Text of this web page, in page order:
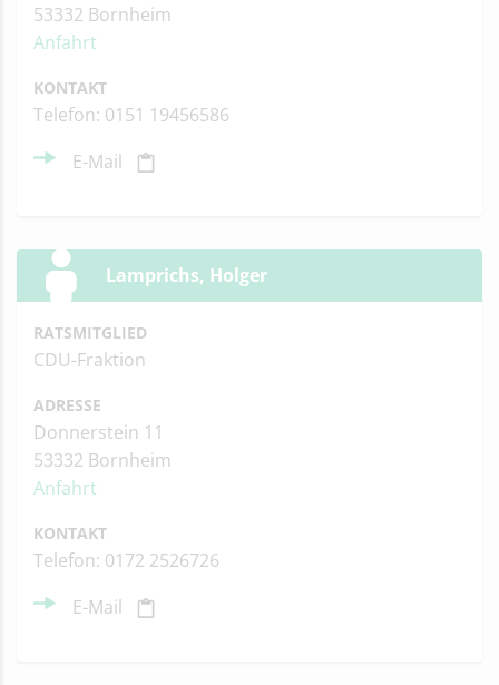
53332 Bornheim
Anfahrt
KONTAKT
Telefon: 0151 19456586
E-Mail
Lamprichs, Holger
RATSMITGLIED
CDU-Fraktion
ADRESSE
Donnerstein 11
53332 Bornheim
Anfahrt
KONTAKT
Telefon: 0172 2526726
E-Mail